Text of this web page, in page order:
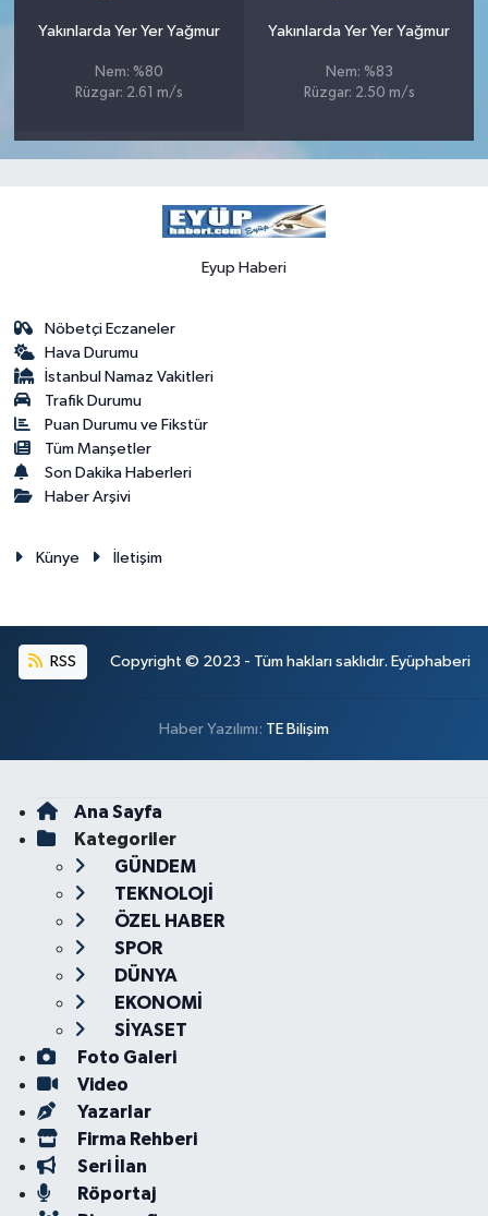
Yakınlarda Yer Yer Yağmur
Nem: %80
Rüzgar: 2.61 m/s
Yakınlarda Yer Yer Yağmur
Nem: %83
Rüzgar: 2.50 m/s
Eyup Haberi
Nöbetçi Eczaneler
Hava Durumu
İstanbul Namaz Vakitleri
Trafik Durumu
Puan Durumu ve Fikstür
Tüm Manşetler
Son Dakika Haberleri
Haber Arşivi
Künye İletişim
RSS Copyright © 2023 - Tüm hakları saklıdır. Eyüphaberi
Haber Yazılımı: TE Bilişim
Ana Sayfa
Kategoriler
GÜNDEM
TEKNOLOJİ
ÖZEL HABER
SPOR
DÜNYA
EKONOMİ
SİYASET
Foto Galeri
Video
Yazarlar
Firma Rehberi
Seri İlan
Röportaj